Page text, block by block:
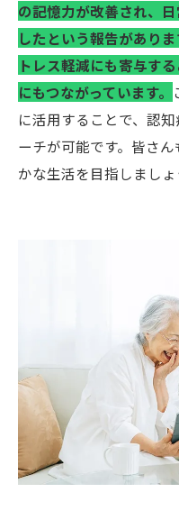
の記憶力が改善され、
したという報告があり
トレス軽減にも寄与す
にもつながっています。
に活用することで、認
ーチが可能です。皆さ
かな生活を目指しましょ